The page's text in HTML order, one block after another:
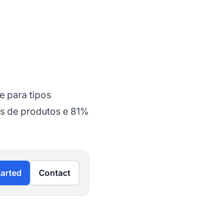
para tipos
de produtos e 81%
Contact